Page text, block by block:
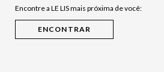
Encontre a LE LIS mais próxima de você: